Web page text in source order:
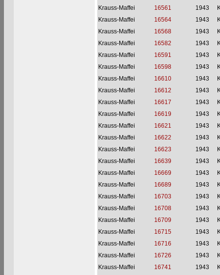
Krauss-Maffei
16561 1943
Krauss-Maffei
16564 1943
Krauss-Maffei
16568 1943
Krauss-Maffei
16582 1943
Krauss-Maffei
16591 1943
Krauss-Maffei
16598 1943
Krauss-Maffei
16610 1943
Krauss-Maffei
16612 1943
Krauss-Maffei
16617 1943
Krauss-Maffei
16619 1943
Krauss-Maffei
16621 1943
Krauss-Maffei
16622 1943
Krauss-Maffei
16623 1943
Krauss-Maffei
16639 1943
Krauss-Maffei
16669 1943
Krauss-Maffei
16689 1943
Krauss-Maffei
16703 1943
Krauss-Maffei
16708 1943
Krauss-Maffei
16709 1943
Krauss-Maffei
16715 1943
Krauss-Maffei
16716 1943
Krauss-Maffei
16726 1943
Krauss-Maffei
16741 1943